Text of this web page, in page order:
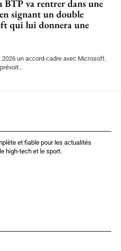
BTP va rentrer dans une
signant un double
qui lui donnera une
un accord-cadre avec Microsoft.
et fiable pour les actualités
high-tech et le sport.